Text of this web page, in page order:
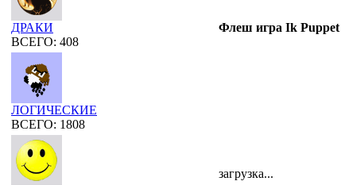
ДРАКИ
ВСЕГО: 408
ЛОГИЧЕСКИЕ
ВСЕГО: 1808
Флеш игра Ik Puppet
загрузка...